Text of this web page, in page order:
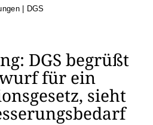
| DGS
DGS begrüßt
für ein
sieht